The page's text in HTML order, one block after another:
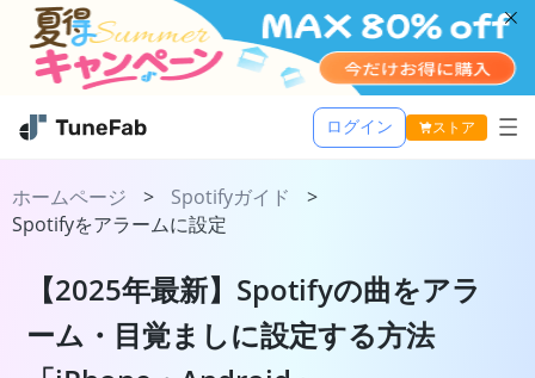
ストア
Music One
TuneFab MusicOne
Apple Music 変換
Spotify 音楽変換
活用記事
サポート
ログイン
ホームページ > Spotifyガイド
>
Spotifyをアラームに設定
【2025年最新】Spotifyの曲をアラ
ーム・目覚ましに設定する方法